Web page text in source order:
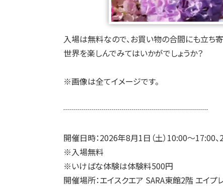
入場は無料なので、お買い物の合間にも立ち
世界を楽しんでみてはいかがでしょうか？
※画像は全てイメージです。
┈┈┈┈┈┈┈┈┈┈┈┈┈┈┈┈┈┈
開催日時：2026年8月1日（土）10:00～17:00
※入場無料
※いけばな体験は体験料500円
開催場所：エイスクエア SARA東館2階 エイプ